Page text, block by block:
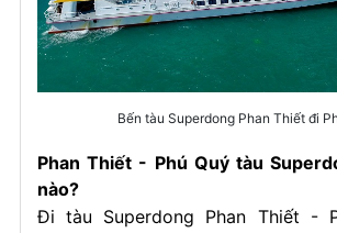
Bến tàu Superdong Phan Thiết đi
Phan Thiết - Phú Quý tàu
nào?
Đi tàu Superdong Phan Thiết -